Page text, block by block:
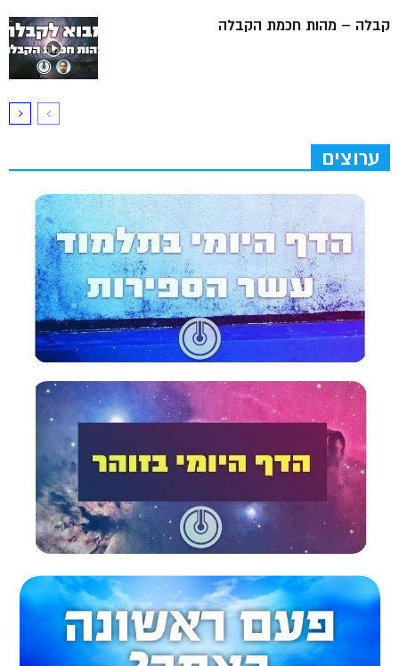
קבלה – מהות חכמת הקבלה
ערוצים